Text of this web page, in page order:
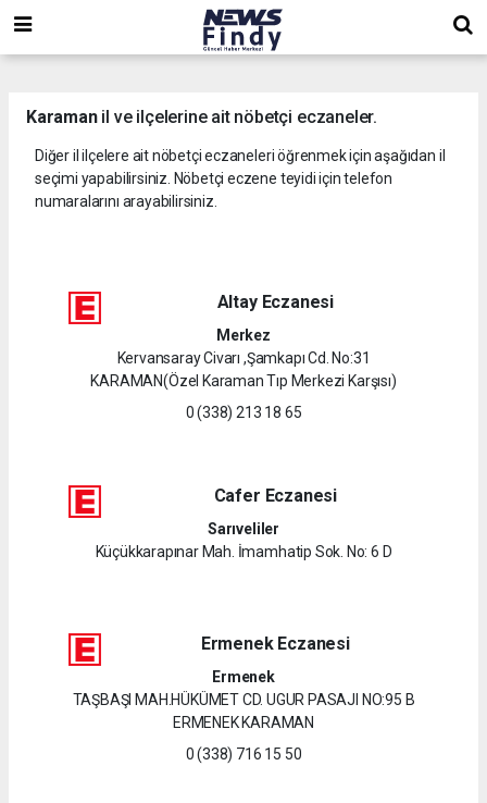
Karamanil ve ilçelerine ait nöbetçi eczaneler.
Diğer il ilçelere ait nöbetçi eczaneleri öğrenmek için aşağıdan il
seçimi yapabilirsiniz. Nöbetçi eczene teyidi için telefon
numaralarını arayabilirsiniz.
Altay Eczanesi
Merkez
Kervansaray Civarı ,Şamkapı Cd. No:31
KARAMAN(Özel Karaman Tıp Merkezi Karşısı)
0 (338) 213 18 65
Cafer Eczanesi
Sarıveliler
Küçükkarapınar Mah. İmamhatip Sok. No: 6 D
Ermenek Eczanesi
Ermenek
TAŞBAŞI MAH.HÜKÜMET CD. UGUR PASAJI NO:95 B
ERMENEK KARAMAN
0 (338) 716 15 50